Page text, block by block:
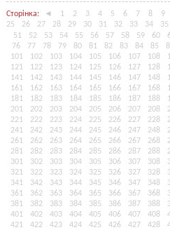
Сторінка: ◄ 1 2 3 4 5 6 7 8
9
25
26 27 28 29 30 31 32 33 34
35
51
52 53 54 55 56 57 58 59 60
76
77 78 79 80 81 82 83 84 85
101
102 103 104 105 106 107 108
121
122 123 124 125 126 127 128
141
142 143 144 145 146 147 148
161
162 163 164 165 166 167 168
181
182 183 184 185 186 187 188
201
202 203 204 205 206 207 208
221
222 223 224 225 226 227 228
241
242 243 244 245 246 247 248
261
262 263 264 265 266 267 268
281
282 283 284 285 286 287 288
301
302 303 304 305 306 307 308
321
322 323 324 325 326 327 328
341
342 343 344 345 346 347 348
361
362 363 364 365 366 367 368
381
382 383 384 385 386 387 388
401
402 403 404 405 406 407 408
421
422 423 424 425 426 427 428